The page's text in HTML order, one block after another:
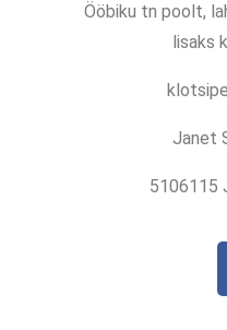
Ööbiku tn poolt,
lisaks
Janet
5106115